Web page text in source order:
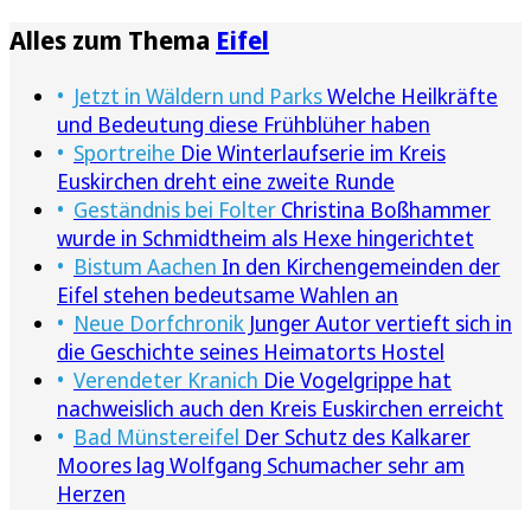
Alles zum Thema Eifel
Jetzt in Wäldern und ParksWelche Heilkräfte
und Bedeutung diese Frühblüher haben
Sportreihe Die Winterlaufserie im Kreis
Euskirchen dreht eine zweite Runde
Geständnis bei Folter Christina Boßhammer
wurde in Schmidtheim als Hexe hingerichtet
Bistum Aachen In den Kirchengemeinden der
Eifel stehen bedeutsame Wahlen an
Neue Dorfchronik Junger Autor vertieft sich in
die Geschichte seines Heimatorts Hostel
Verendeter Kranich Die Vogelgrippe hat
nachweislich auch den Kreis Euskirchen erreicht
Bad Münstereifel Der Schutz des Kalkarer
Moores lag Wolfgang Schumacher sehr am
Herzen